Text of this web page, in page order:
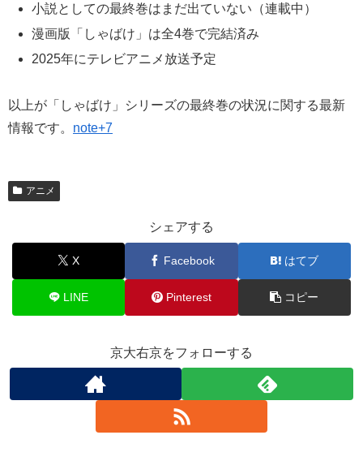
小説としての最終巻はまだ出ていない（連載中）
漫画版「しゃばけ」は全4巻で完結済み
2025年にテレビアニメ放送予定
以上が「しゃばけ」シリーズの最終巻の状況に関する最新
情報です。 note+7
アニメ
シェアする
X Facebook はてブ
LINE Pinterest コピー
京大右京をフォローする